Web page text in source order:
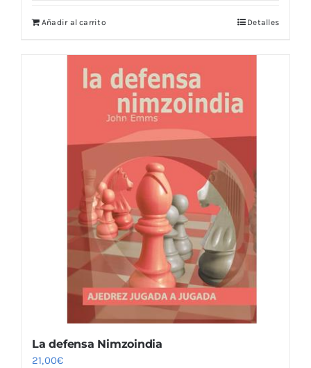
Añadir al carrito Detalles
La defensa Nimzoindia
21,00€